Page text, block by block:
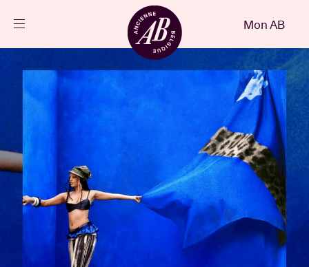
FR
Agenda
Projets
Actualités
Infos visiteurs
Mon AB